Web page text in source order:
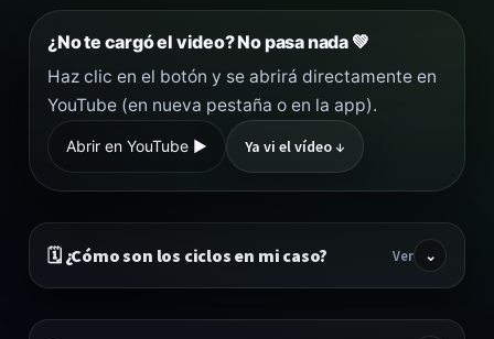
¿No te cargó el video? No pasa nada 💚
Haz clic en el botón y se abrirá directamente en
YouTube (en nueva pestaña o en la app).
Abrir en YouTube ▶︎ Ya vi el vídeo ↓
🗓️ ¿Cómo son los ciclos en mi caso? Ver ⌄